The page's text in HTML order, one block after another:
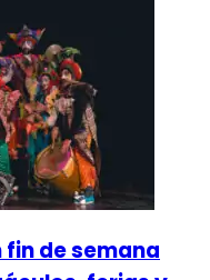
de semana